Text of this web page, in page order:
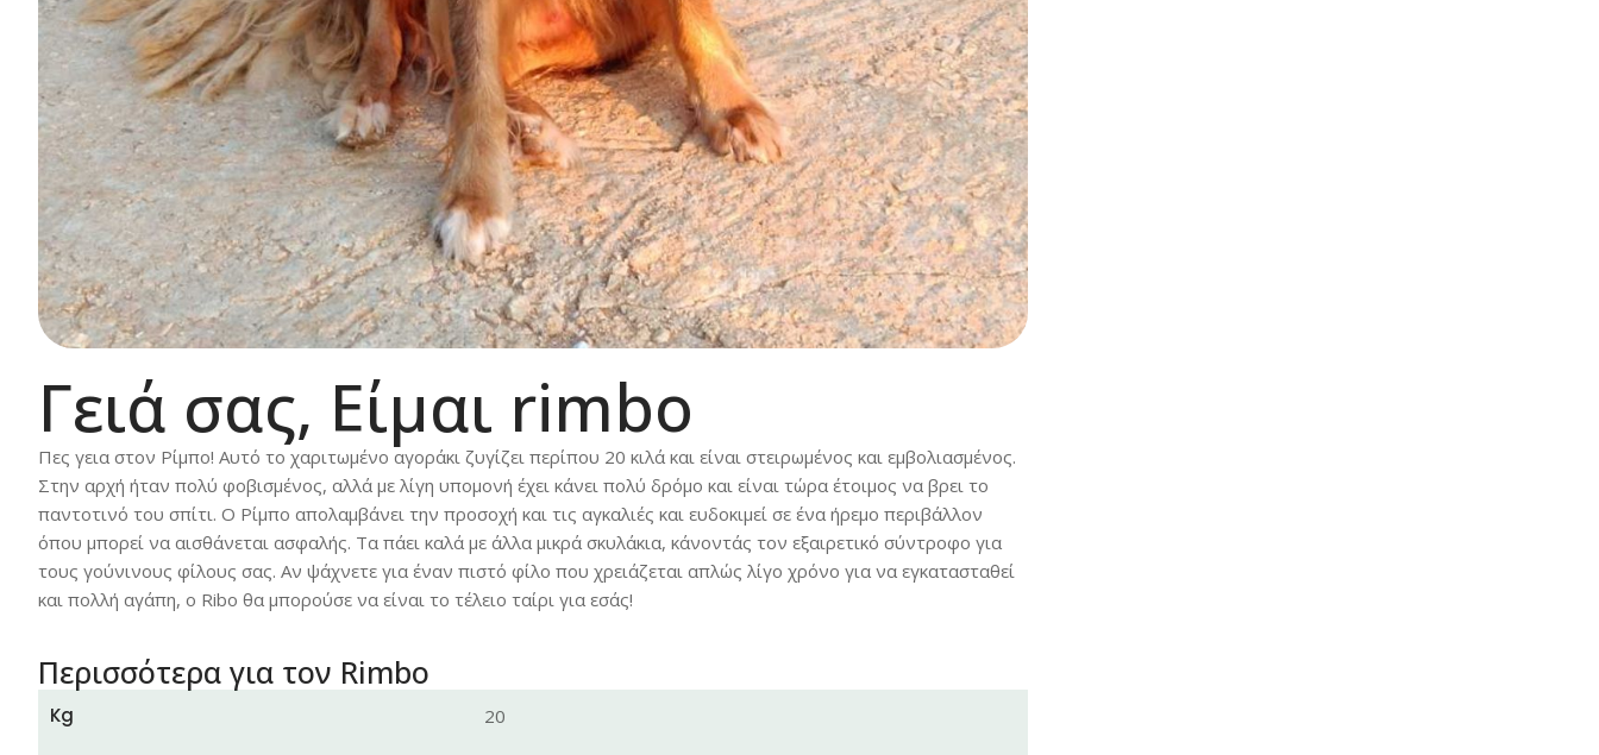
Γειά σας, Είμαι rimbo
Πες γεια στον Ρίμπο! Αυτό το χαριτωμένο αγοράκι ζυγίζει περίπου 20 κιλά και είναι στειρωμένος και εμβολιασμένος.
Στην αρχή ήταν πολύ φοβισμένος, αλλά με λίγη υπομονή έχει κάνει πολύ δρόμο και είναι τώρα έτοιμος να βρει το
παντοτινό του σπίτι. Ο Ρίμπο απολαμβάνει την προσοχή και τις αγκαλιές και ευδοκιμεί σε ένα ήρεμο περιβάλλον
όπου μπορεί να αισθάνεται ασφαλής. Τα πάει καλά με άλλα μικρά σκυλάκια, κάνοντάς τον εξαιρετικό σύντροφο για
τους γούνινους φίλους σας. Αν ψάχνετε για έναν πιστό φίλο που χρειάζεται απλώς λίγο χρόνο για να εγκατασταθεί
και πολλή αγάπη, ο Ribo θα μπορούσε να είναι το τέλειο ταίρι για εσάς!
Περισσότερα για τον Rimbo
Kg 20